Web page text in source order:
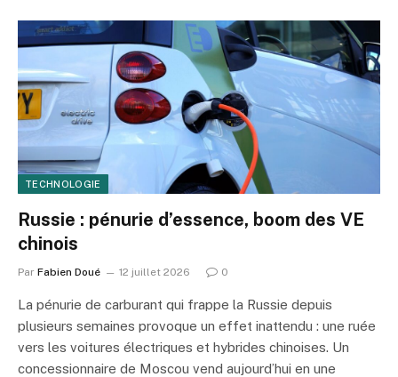
TECHNOLOGIE
Russie : pénurie d’essence, boom des VE
chinois
Par Fabien Doué 12 juillet 2026 0
La pénurie de carburant qui frappe la Russie depuis
plusieurs semaines provoque un effet inattendu : une ruée
vers les voitures électriques et hybrides chinoises. Un
concessionnaire de Moscou vend aujourd’hui en une